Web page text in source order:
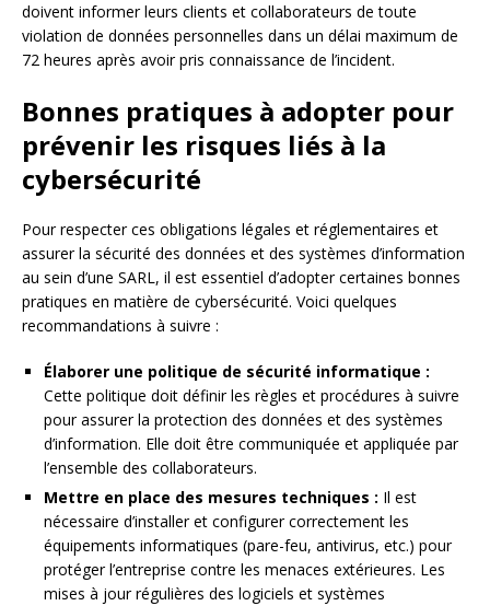
doivent informer leurs clients et collaborateurs de toute
violation de données personnelles dans un délai maximum de
72 heures après avoir pris connaissance de l’incident.
Bonnes pratiques à adopter pour
prévenir les risques liés à la
cybersécurité
Pour respecter ces obligations légales et réglementaires et
assurer la sécurité des données et des systèmes d’information
au sein d’une SARL, il est essentiel d’adopter certaines bonnes
pratiques en matière de cybersécurité. Voici quelques
recommandations à suivre :
Élaborer une politique de sécurité informatique :
Cette politique doit définir les règles et procédures à suivre
pour assurer la protection des données et des systèmes
d’information. Elle doit être communiquée et appliquée par
l’ensemble des collaborateurs.
Mettre en place des mesures techniques : Il est
nécessaire d’installer et configurer correctement les
équipements informatiques (pare-feu, antivirus, etc.) pour
protéger l’entreprise contre les menaces extérieures. Les
mises à jour régulières des logiciels et systèmes